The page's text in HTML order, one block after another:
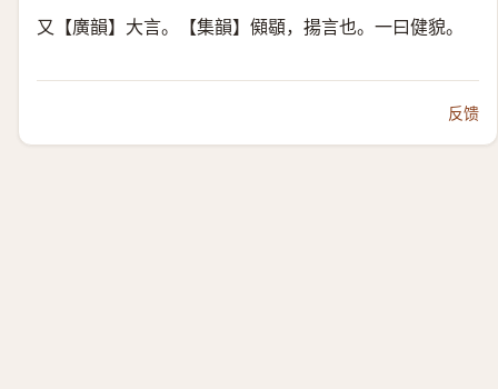
又【廣韻】大言。【集韻】䫛䫘，揚言也。一曰健貌。
反馈